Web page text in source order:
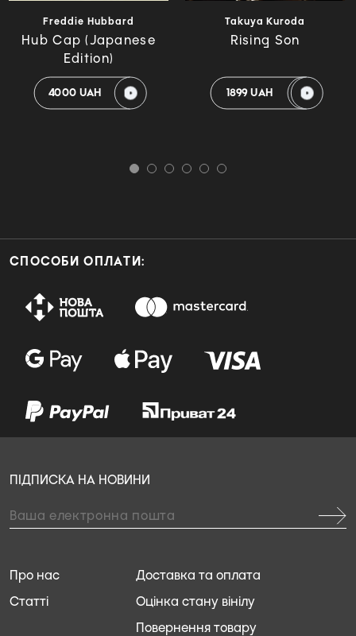
Freddie Hubbard
Hub Cap (Japanese
Edition)
4000 UAH
Takuya Kuroda
Rising Son
1899 UAH
СПОСОБИ ОПЛАТИ:
Доставка та оплата
Оцінка стану вінілу
Повернення товару
Про нас
Статті
ПІДПИСКА НА НОВИНИ